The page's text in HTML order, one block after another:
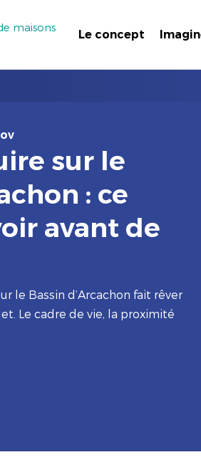
maisons
Le concept
sur le
: ce
avant de
le Bassin d’Arcachon fait rêver
Le cadre de vie, la proximité